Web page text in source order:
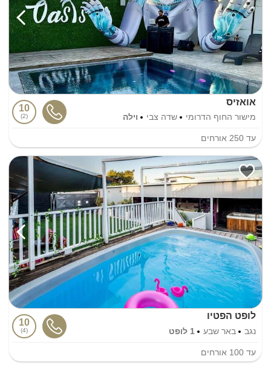
אואזיס
מישור החוף הדרומי שדה צבי וילה
10
2
עד 250 אורחים
לופט הפטיו
נגב באר שבע 1 לופט
10
4
עד 100 אורחים